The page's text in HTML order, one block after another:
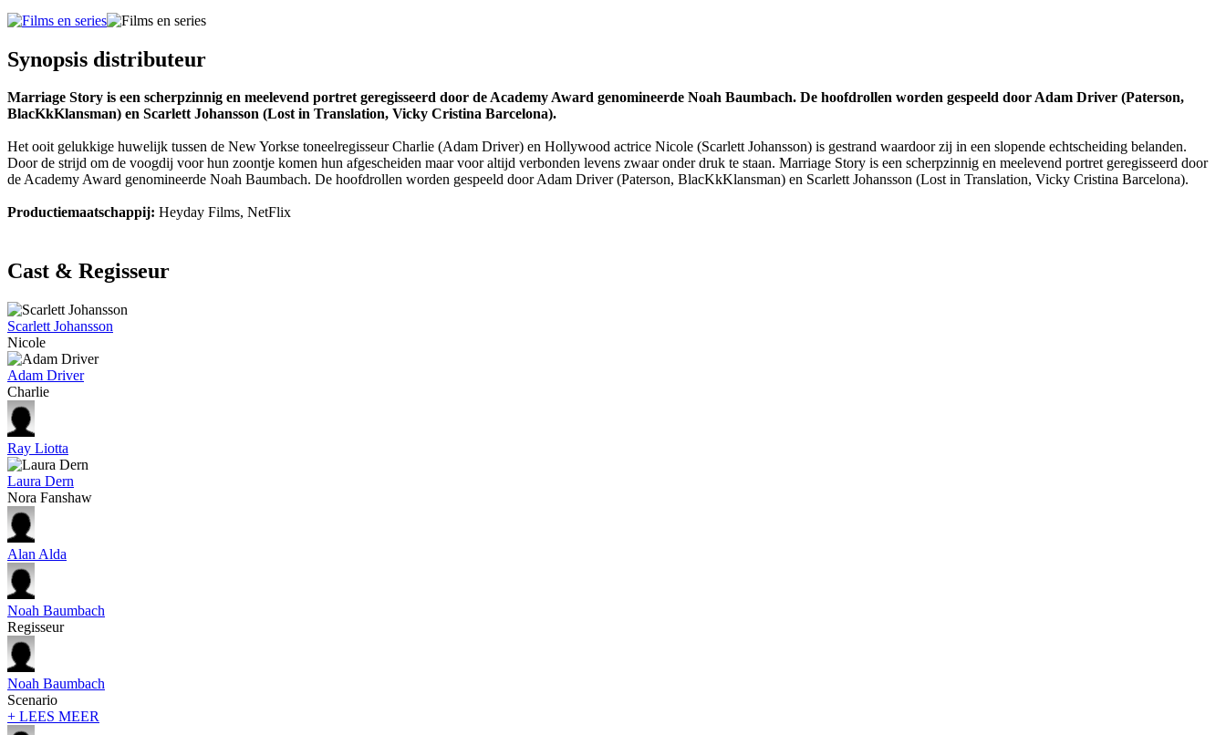
Synopsis distributeur
Marriage Story is een scherpzinnig en meelevend portret geregisseerd door de Academy Award genomineerde Noah Baumbach. De hoofdrollen worden gespeeld door Adam Driver (Paterson,
BlacKkKlansman) en Scarlett Johansson (Lost in Translation, Vicky Cristina Barcelona).
Het ooit gelukkige huwelijk tussen de New Yorkse toneelregisseur Charlie (Adam Driver) en Hollywood actrice Nicole (Scarlett Johansson) is gestrand waardoor zij in een slopende echtscheiding belanden.
Door de strijd om de voogdij voor hun zoontje komen hun afgescheiden maar voor altijd verbonden levens zwaar onder druk te staan. Marriage Story is een scherpzinnig en meelevend portret geregisseerd door
de Academy Award genomineerde Noah Baumbach. De hoofdrollen worden gespeeld door Adam Driver (Paterson, BlacKkKlansman) en Scarlett Johansson (Lost in Translation, Vicky Cristina Barcelona).
Productiemaatschappij: Heyday Films, NetFlix
Cast & Regisseur
Scarlett Johansson
Nicole
Adam Driver
Charlie
Ray Liotta
Laura Dern
Nora Fanshaw
Alan Alda
Noah Baumbach
Regisseur
Noah Baumbach
Scenario
+ LEES MEER